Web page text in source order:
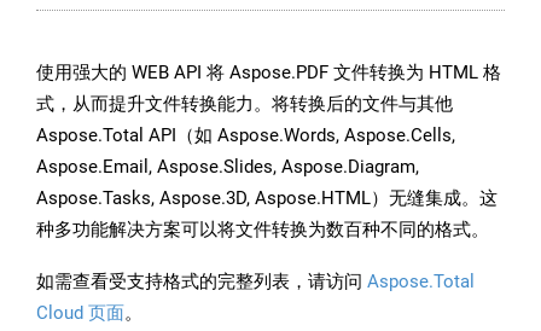
使用强大的 WEB API 将 Aspose.PDF 文件转换为 HTML 格
式，从而提升文件转换能力。将转换后的文件与其他
Aspose.Total API（如 Aspose.Words, Aspose.Cells,
Aspose.Email, Aspose.Slides, Aspose.Diagram,
Aspose.Tasks, Aspose.3D, Aspose.HTML）无缝集成。这
种多功能解决方案可以将文件转换为数百种不同的格式。
如需查看受支持格式的完整列表，请访问 Aspose.Total
Cloud 页面。